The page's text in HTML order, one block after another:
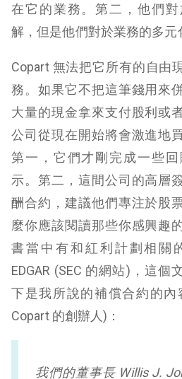
在它的業務。第二，他們
解，但是他們對於業務的多元
Copart 無法把它所有的自由
務。如果它不把這筆錢用來
大量的現金拿來支付股利或
公司從現在開始將會激進地
第一，它們才剛完成一些
示。第二，這間公司的高層
酬合約，建議他們專注於股
麼你應該閱讀那些你感興趣
書當中有和紅利計劃相關
EDGAR (SEC 的網站)，這個
下是我所說的補償合約的內
Copart 的創辦人)：
我們的董事長 Willis J.